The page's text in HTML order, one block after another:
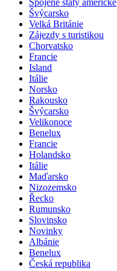
Spojené státy americké
Švýcarsko
Velká Británie
Zájezdy s turistikou
Chorvatsko
Francie
Island
Itálie
Norsko
Rakousko
Švýcarsko
Velikonoce
Benelux
Francie
Holandsko
Itálie
Maďarsko
Nizozemsko
Řecko
Rumunsko
Slovinsko
Novinky
Albánie
Benelux
Česká republika